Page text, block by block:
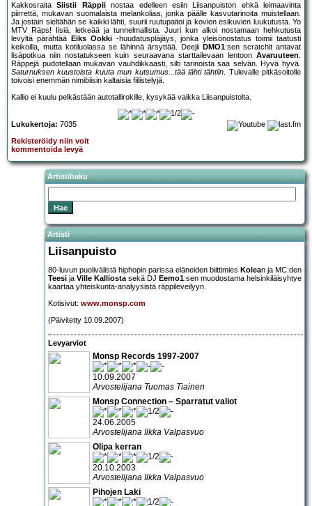
KakkosraitaSiistii Räppiinostaa edelleen esiin Liisanpuiston ehkä leimaavinta
piirrettä, mukavan suomalaista melankoliaa, jonka päälle kasvutarinoita muistellaan.
Ja jostain sieltähän se kaikki lähti, suurii ruutupaitoi ja kovien esikuvien luukutusta. Yo
MTV Räps! Iisiä, letkeää ja tunnelmallista. Juuri kun alkoi nostamaan hehkutusta
levyltä pärähtää
Eiks Ookki -huudatuspläjäys, jonka yleisönostatus toimii taatusti
keikoilla, mutta kotiluolassa se lähinnä ärsyttää. Deejii DMO1:sen scratchit antavat
lisäpotkua niin nostatukseen kuin seuraavana starttailevaan lentoon Avaruuteen.
Räppejä pudotellaan mukavan vauhdikkaasti, silti tarinoista saa selvän. Hyvä hyvä.
Saturnuksen kuustoista kuuta mun kutsumus...tää lähti tähtiin. Tulevalle pitkäsoitolle
toivoisi enemmän nimibiisin kaltaisia fiilistelyjä.
Kallio ei kuulu pelkästään autotallirokille, kysykää vaikka Liisanpuistolta.
Lukukertoja: 7035
Rekisteröidy niin voit
kommentoida levyä
Artistihaku
Artisti
Liisanpuisto
80-luvun puolivälistä hiphopin parissa eläneiden biittimies Kolean ja MC:den
Teesi ja Ville Kalliosta sekä DJ Eemo1:sen muodostama helsinkiläisyhtye
kaartaa yhteiskunta-analyysistä räppileveilyyn.
Kotisivut: www.monsp.com
(Päivitetty 10.09.2007)
Levyarviot
Monsp Records 1997-2007
10.09.2007
Arvostelijana Tuomas Tiainen
Monsp Connection – Sparratut valiot
24.06.2005
Arvostelijana Ilkka Valpasvuo
Olipa kerran
20.10.2003
Arvostelijana Ilkka Valpasvuo
Pihojen Laki